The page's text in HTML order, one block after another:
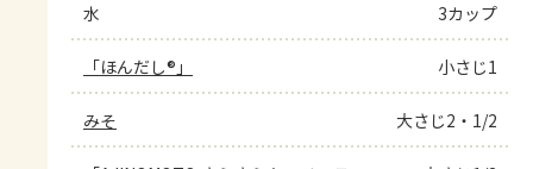
水 3カップ
「ほんだし®」 小さじ1
みそ 大さじ2・1/2